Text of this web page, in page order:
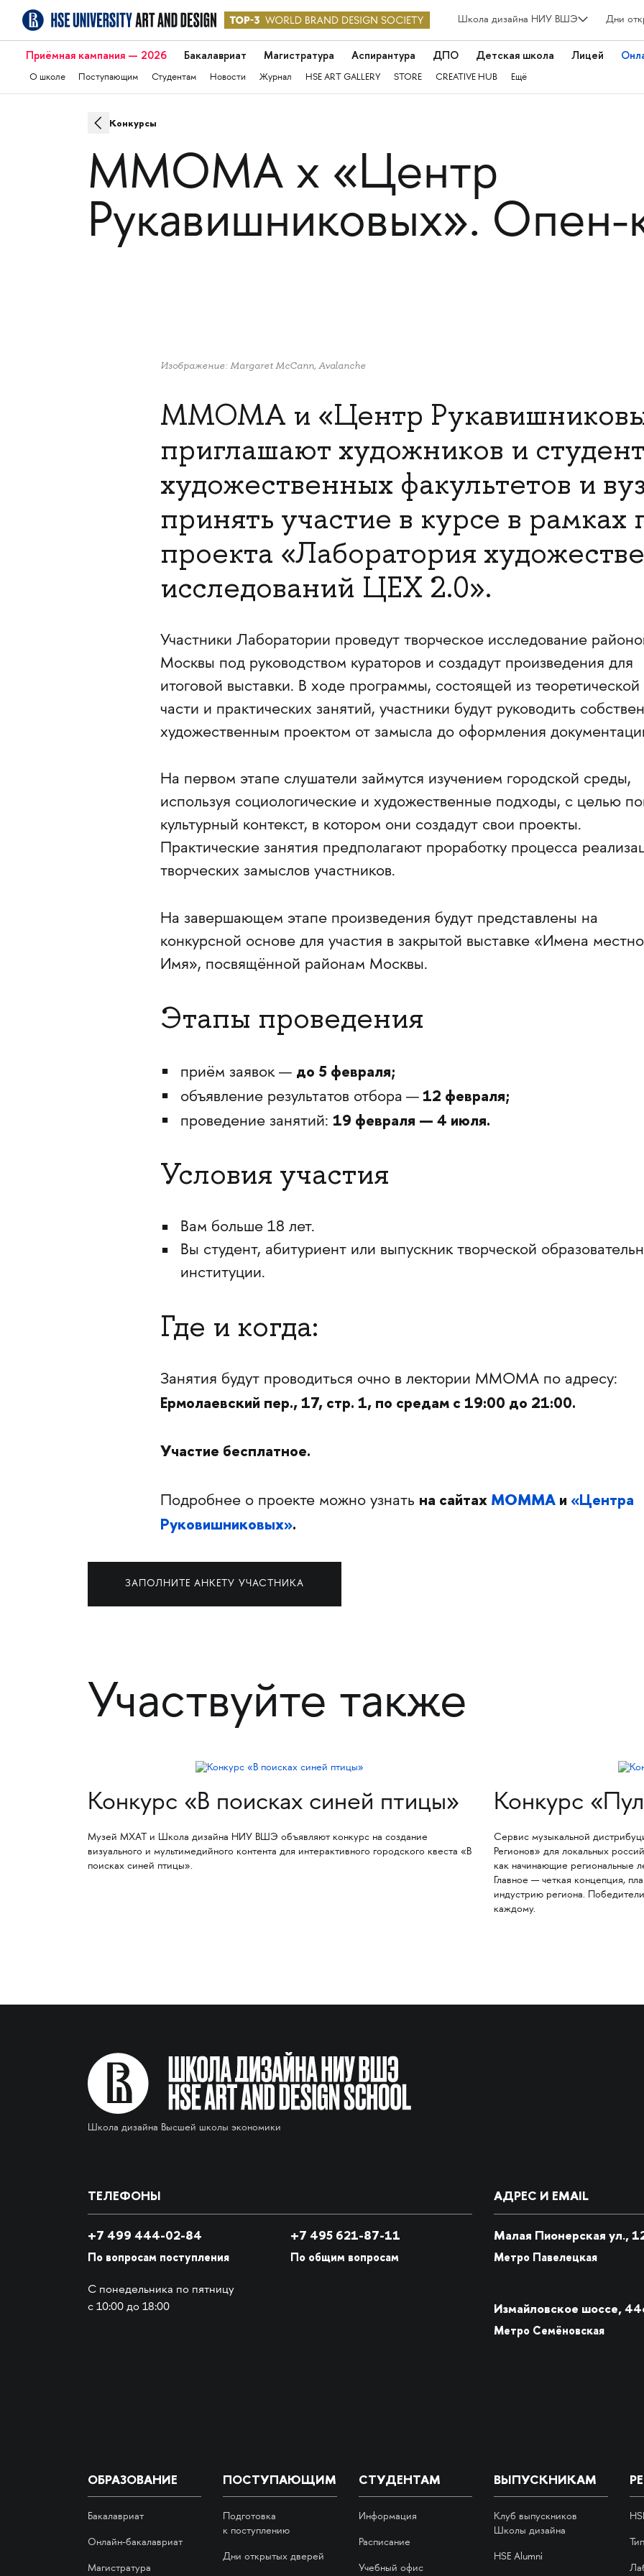
Школа дизайна НИУ ВШЭ Дни
Приёмная кампания — 2026 Бакалавриат Магистратура Аспирантура ДПО Детская школа Лицей
О школе Поступающим Студентам Новости Журнал HSE ART GALLERY STORE CREATIVE HUB Ещё
Конкурсы
MMOMA x «Центр
Рукавишниковых». Опен-
Изображение: Margaret McCann, Avalanche
MMOMA и «Центр
приглашают художников и
художественных факультетов и
принять участие в курсе в рамках
проекта «Лаборатория
исследований ЦЕХ 2.0».
Участники Лаборатории проведут творческое исследование
Москвы под руководством кураторов и создадут произведения для
итоговой выставки. В ходе программы, состоящей из теоретической
части и практических занятий, участники будут руководить
художественным проектом от замысла до оформления
На первом этапе слушатели займутся изучением городской среды,
используя социологические и художественные подходы, с целью
культурный контекст, в котором они создадут свои проекты.
Практические занятия предполагают проработку процесса
творческих замыслов участников.
На завершающем этапе произведения будут представлены на
конкурсной основе для участия в закрытой выставке «Имена
Имя», посвящённой районам Москвы.
Этапы проведения
приём заявок — до 5 февраля;
объявление результатов отбора —12 февраля;
проведение занятий: 19 февраля — 4 июля.
Условия участия
Вам больше 18 лет.
Вы студент, абитуриент или выпускник творческой
институции.
Где и когда:
Занятия будут проводиться очно в лектории ММОМА по адресу:
Ермолаевский пер., 17, стр. 1, по средам с 19:00 до 21:00.
Участие бесплатное.
Подробнее о проекте можно узнать на сайтах МОММАи «Центра
Руковишниковых».
ЗАПОЛНИТЕ АНКЕТУ УЧАСТНИКА
Участвуйте также
Конкурс «В поисках синей птицы»
Музей МХАТ и Школа дизайна НИУ ВШЭ объявляют конкурс на создание
визуального и мультимедийного контента для интерактивного городского квеста «В
поисках синей птицы».
Конкурс
Сервис музыкальной
Регионов» для локальных
как начинающие региональные
Главное — четкая концепция,
индустрию региона.
каждому.
Школа дизайна Высшей школы экономики
ТЕЛЕФОНЫ
+7 499 444-02-84
По вопросам поступления
С понедельника по пятницу
с 10:00 до 18:00
+7 495 621-87-11
По общим вопросам
АДРЕС И EMAIL
Малая Пионерская ул.,
Метро Павелецкая
Измайловское шоссе,
Метро Семёновская
ОБРАЗОВАНИЕ
Бакалавриат
Онлайн-бакалавриат
Магистратура
ПОСТУПАЮЩИМ
Подготовка
к поступлению
Дни открытых дверей
СТУДЕНТАМ
Информация
Расписание
Учебный офис
ВЫПУСКНИКАМ
Клуб выпускников
Школы дизайна
HSE Alumni